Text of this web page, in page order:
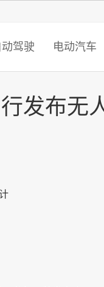
动驾驶 电动汽车
发布无